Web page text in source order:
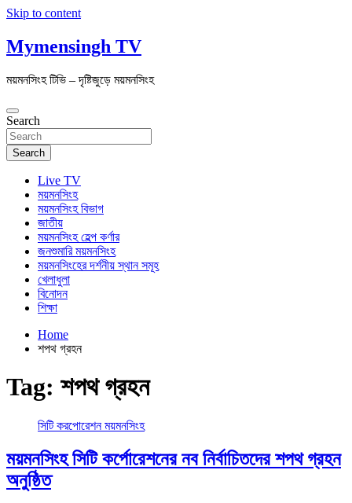
Skip to content
Mymensingh TV
ময়মনসিংহ টিভি – দৃষ্টিজুড়ে ময়মনসিংহ
Search
Search
Live TV
ময়মনসিংহ
ময়মনসিংহ বিভাগ
জাতীয়
ময়মনসিংহ হেল্প কর্ণার
জনশুমারি ময়মনসিংহ
ময়মনসিংহের দর্শনীয় স্থান সমূহ
খেলাধুলা
বিনোদন
শিক্ষা
Home
শপথ গ্রহন
Tag: শপথ গ্রহন
সিটি করপোরেশন ময়মনসিংহ
ময়মনসিংহ সিটি কর্পোরেশনের নব নির্বাচিতদের শপথ গ্রহন
অনুষ্ঠিত